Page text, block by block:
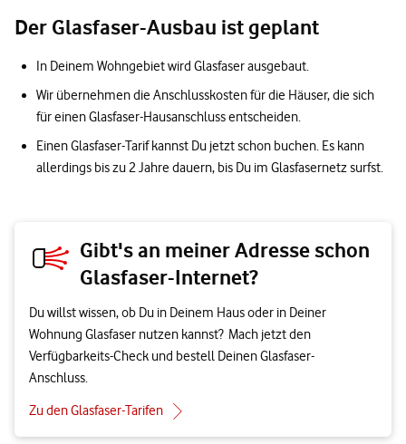
Der Glasfaser-Ausbau ist geplant
In Deinem Wohngebiet wird Glasfaser ausgebaut.
Wir übernehmen die Anschlusskosten für die Häuser, die sich
für einen Glasfaser-Hausanschluss entscheiden.
Einen Glasfaser-Tarif kannst Du jetzt schon buchen. Es kann
allerdings bis zu 2 Jahre dauern, bis Du im Glasfasernetz surfst.
Gibt's an meiner Adresse schon
Glasfaser-Internet?
Du willst wissen, ob Du in Deinem Haus oder in Deiner
Wohnung Glasfaser nutzen kannst? Mach jetzt den
Verfügbarkeits-Check und bestell Deinen Glasfaser-
Anschluss.
Zu den Glasfaser-Tarifen